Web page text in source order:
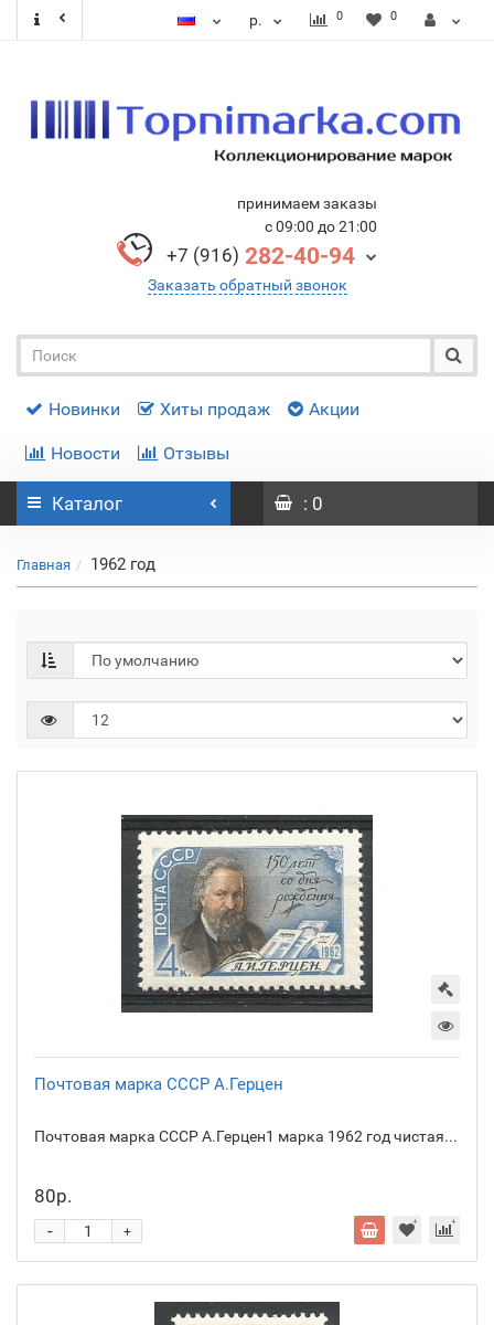
р. 0 0
принимаем заказы
с 09:00 до 21:00
+7 (916) 282-40-94
Заказать обратный звонок
Новинки Хиты продаж Акции
Новости Отзывы
Каталог : 0
Главная 1962 год
Почтовая марка СССР А.Герцен
Почтовая марка СССР А.Герцен1 марка 1962 год чистая...
80р.
+
-